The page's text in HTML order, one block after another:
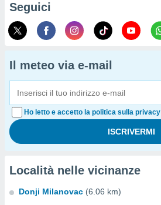
Seguici
Il meteo via e-mail
Ho letto e accetto la politica sulla privacy
Località nelle vicinanze
Donji Milanovac (6.06 km)